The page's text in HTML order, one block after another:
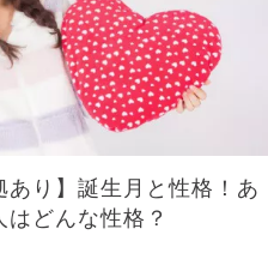
あり】誕生月と性格！あ
はどんな性格？